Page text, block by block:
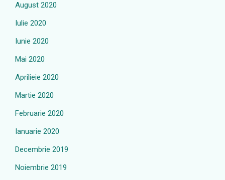
August 2020
Iulie 2020
Iunie 2020
Mai 2020
Aprilieie 2020
Martie 2020
Februarie 2020
Ianuarie 2020
Decembrie 2019
Noiembrie 2019